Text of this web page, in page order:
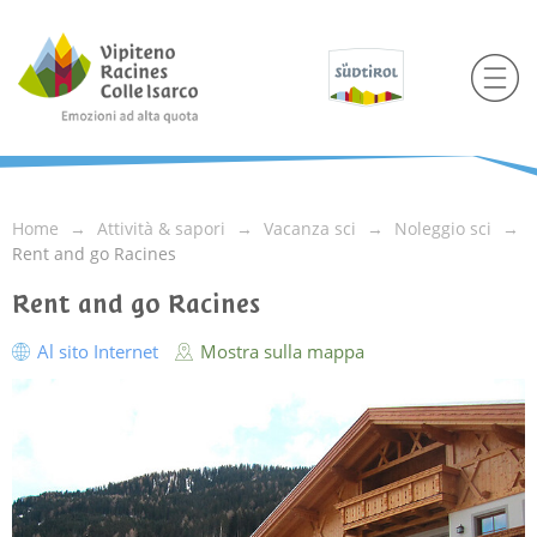
Home Attività & sapori Vacanza sci
Noleggio sci
Rent and go Racines
Rent and go Racines
Al sito Internet Mostra sulla mappa